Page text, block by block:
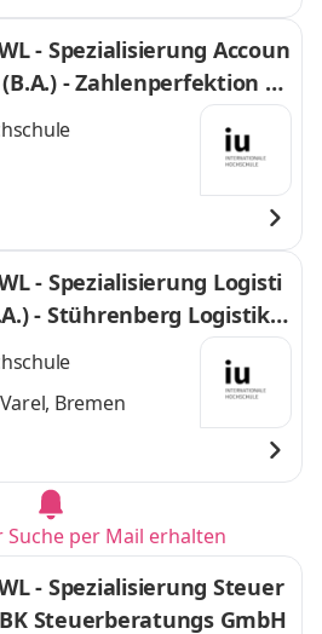
- Spezialisierung Accoun
- Zahlenperfektion G
- Spezialisierung Logisti
- Stührenberg Logistik G
Varel, Bremen
Suche per Mail erhalten
- Spezialisierung Steuer
Steuerberatungs GmbH